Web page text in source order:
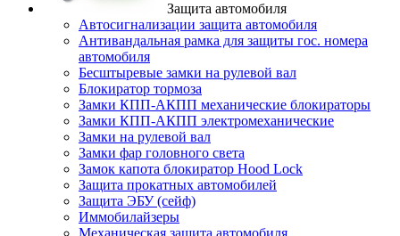
Защита автомобиля
Автосигнализации защита автомобиля
Антивандальная рамка для защиты гос. номера
автомобиля
Бесштыревые замки на рулевой вал
Блокиратор тормоза
Замки КПП-АКПП механические блокираторы
Замки КПП-АКПП электромеханические
Замки на рулевой вал
Замки фар головного света
Замок капота блокиратор Hood Lock
Защита прокатных автомобилей
Защита ЭБУ (сейф)
Иммобилайзеры
Механическая защита автомобиля